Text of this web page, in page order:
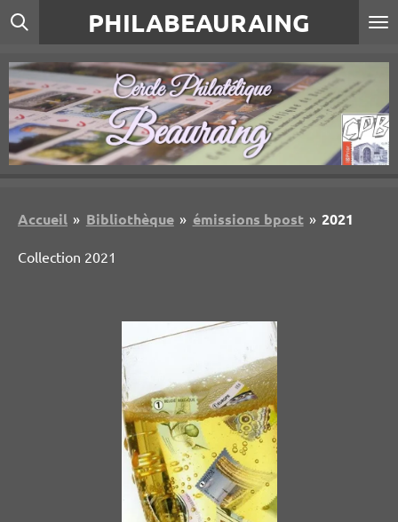
Passer
contenu
principal
PHILABEAURAING
Accueil » Bibliothèque » émissions bpost » 2021
Collection 2021